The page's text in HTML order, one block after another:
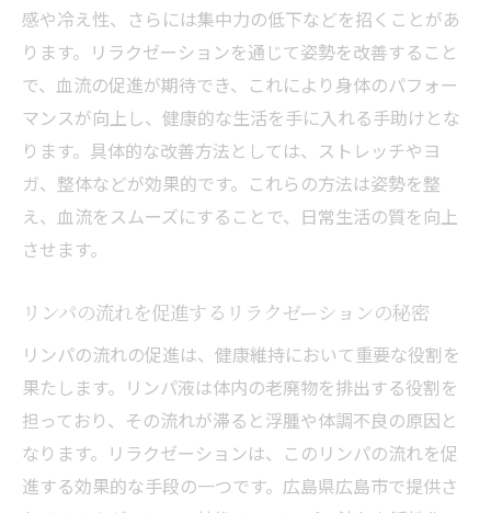
感や冷え性、さらには集中力の低下などを招くことがあ
ります。リラクゼーションを通じて姿勢を改善すること
で、血流の促進が期待でき、これにより身体のパフォー
マンスが向上し、健康的な生活を手に入れる手助けとな
ります。具体的な改善方法としては、ストレッチやヨ
ガ、整体などが効果的です。これらの方法は姿勢を整
え、血流をスムーズにすることで、日常生活の質を向上
させます。
リンパの流れを促進するリラクゼーションの秘密
リンパの流れの促進は、健康維持において重要な役割を
果たします。リンパ液は体内の老廃物を排出する役割を
担っており、その流れが滞ると浮腫や体調不良の原因と
なります。リラクゼーションは、このリンパの流れを促
進する効果的な手段の一つです。広島県広島市で提供さ